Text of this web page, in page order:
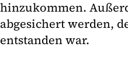
hinzukommen.
abgesichert werden,
entstanden war.